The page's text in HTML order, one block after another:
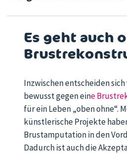
Es geht auch
Inzwischen entscheiden
bewusst gegen eine
für ein Leben „oben ohne“.
künstlerische Projekte
Brustamputation in den
Dadurch ist auch die